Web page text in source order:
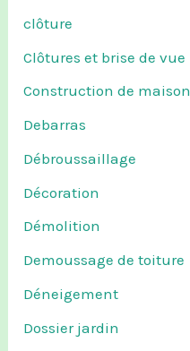
clôture
Clôtures et brise de vue
Construction de maison
Debarras
Débroussaillage
Décoration
Démolition
Demoussage de toiture
Déneigement
Dossier jardin